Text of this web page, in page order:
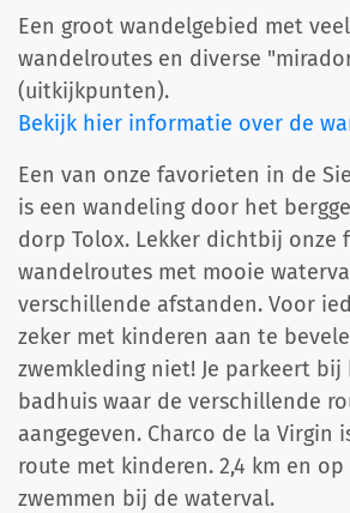
Een groot wandelgebied met
wandelroutes en diverse
(uitkijkpunten).
Bekijk hier informatie over de
Een van onze favorieten in de
is een wandeling door het
dorp Tolox. Lekker dichtbij onze
wandelroutes met mooie
verschillende afstanden. Voor
zeker met kinderen aan te
zwemkleding niet! Je parkeert bij
badhuis waar de verschillende
aangegeven. Charco de la Virgin
route met kinderen. 2,4 km en
zwemmen bij de waterval.